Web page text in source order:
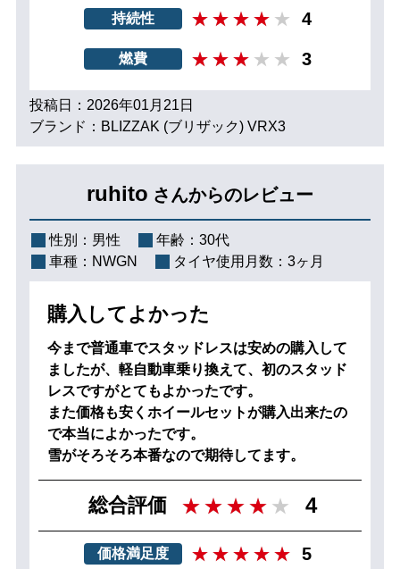
持続性 4
燃費 3
投稿日：2026年01月21日
ブランド：BLIZZAK (ブリザック) VRX3
ruhito さんからのレビュー
性別： 男性 年齢： 30代
車種： NWGN タイヤ使用月数： 3ヶ月
購入してよかった
今まで普通車でスタッドレスは安めの購入して
ましたが、軽自動車乗り換えて、初のスタッド
レスですがとてもよかったです。
また価格も安くホイールセットが購入出来たの
で本当によかったです。
雪がそろそろ本番なので期待してます。
総合評価 4
価格満足度 5